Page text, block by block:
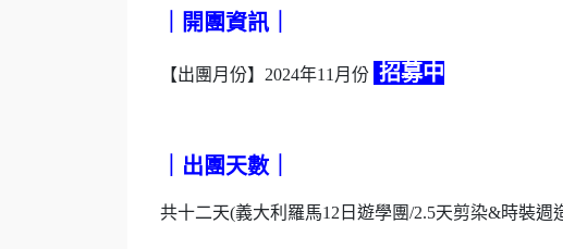
｜開團資訊｜
【出團月份】2024年11月份 招募中
｜出團天數｜
共十二天(義大利羅馬12日遊學團/2.5天剪染&時裝週